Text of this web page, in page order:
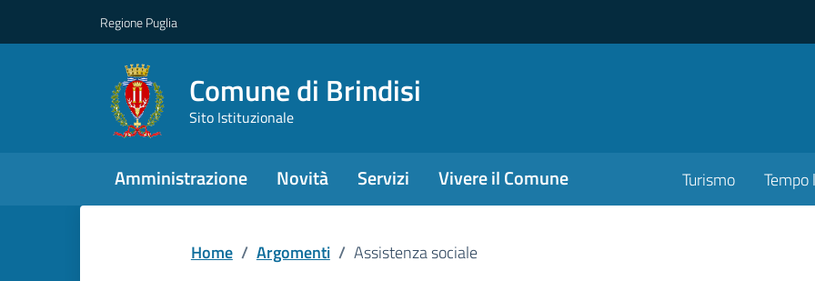
Regione Puglia
Comune di Brindisi
Sito Istituzionale
Amministrazione Novità Servizi Vivere il Comune Turismo Tempo
Home / Argomenti / Assistenza sociale